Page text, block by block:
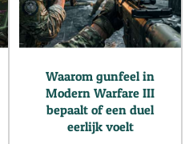
Waarom gunfeel in
Modern Warfare III
bepaalt of een duel
eerlijk voelt